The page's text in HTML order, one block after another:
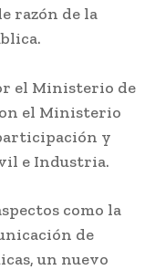
razón de la
el Ministerio de
el Ministerio
y
e Industria.
como la
de
un nuevo